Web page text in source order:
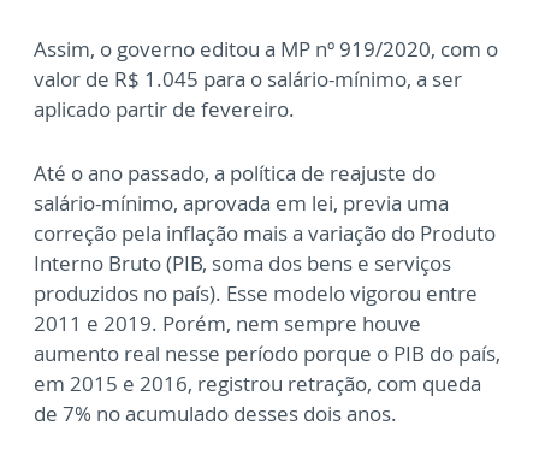
Assim, o governo editou a MP nº 919/2020, com o
valor de R$ 1.045 para o salário-mínimo, a ser
aplicado partir de fevereiro.
Até o ano passado, a política de reajuste do
salário-mínimo, aprovada em lei, previa uma
correção pela inflação mais a variação do Produto
Interno Bruto (PIB, soma dos bens e serviços
produzidos no país). Esse modelo vigorou entre
2011 e 2019. Porém, nem sempre houve
aumento real nesse período porque o PIB do país,
em 2015 e 2016, registrou retração, com queda
de 7% no acumulado desses dois anos.